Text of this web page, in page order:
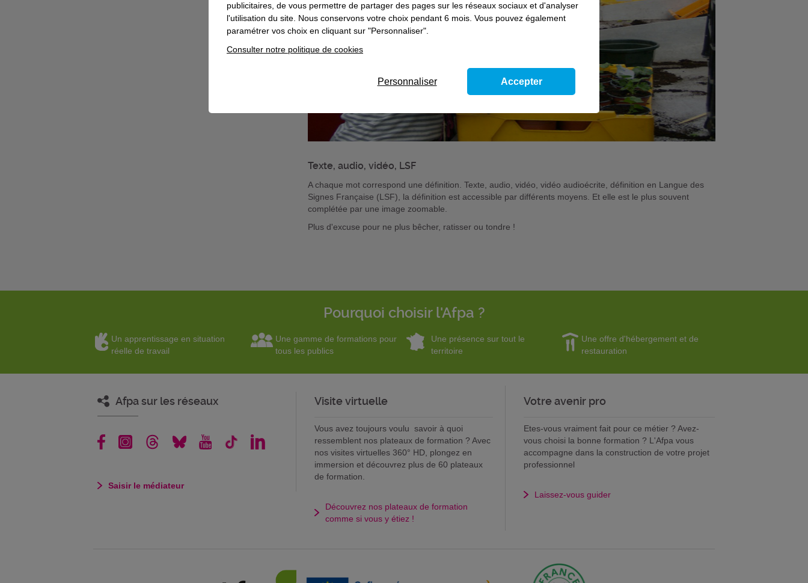
Texte, audio, vidéo, LSF
A chaque mot correspond une définition. Texte, audio, vidéo, vidéo audioécrite, définition en Langue des
Signes Française (LSF), la définition est accessible par différents moyens. Et elle est le plus souvent
complétée par une image zoomable.
Plus d'excuse pour ne plus bêcher, ratisser ou tondre !
Pourquoi choisir l'Afpa ?
Un apprentissage en situation
réelle de travail
Une gamme de formations pour
tous les publics
Une présence sur tout le
territoire
Une offre d'hébergement et de
restauration
Afpa sur les réseaux
Saisir le médiateur
Visite virtuelle
Vous avez toujours voulu savoir à quoi
ressemblent nos plateaux de formation ? Avec
nos visites virtuelles 360° HD, plongez en
immersion et découvrez plus de 60 plateaux
de formation.
Découvrez nos plateaux de formation
comme si vous y étiez !
Votre avenir pro
Etes-vous vraiment fait pour ce métier ? Avez-
vous choisi la bonne formation ? L'Afpa vous
accompagne dans la construction de votre projet
professionnel
Laissez-vous guider
publicitaires, de vous permettre de partager des pages sur les réseaux sociaux et d'analyser
l'utilisation du site. Nous conservons votre choix pendant 6 mois. Vous pouvez également
paramétrer vos choix en cliquant sur "Personnaliser".
Consulter notre politique de cookies
Personnaliser Accepter